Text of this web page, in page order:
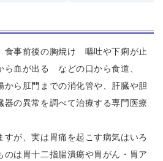
事前後の胸焼け 嘔吐や下痢が止
血が出る などの口から食道、
から肛門までの消化管や、肝臓や胆
器の異常を調べて治療する専門医療
すが、実は胃痛を起こす病気はいろ
のは胃十二指腸潰瘍や胃がん・胃ア